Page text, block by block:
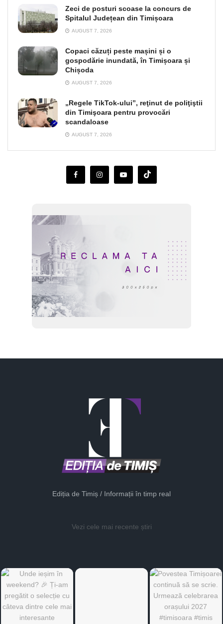
Zeci de posturi scoase la concurs de
Spitalul Județean din Timișoara
AUGUST 7, 2026
Copaci căzuți peste mașini și o
gospodărie inundată, în Timișoara și
Chișoda
AUGUST 7, 2026
„Regele TikTok-ului”, reţinut de poliţiştii
din Timişoara pentru provocări
scandaloase
AUGUST 7, 2026
Ediția de Timiș / Informații în timp real
Vezi cele mai recente știri